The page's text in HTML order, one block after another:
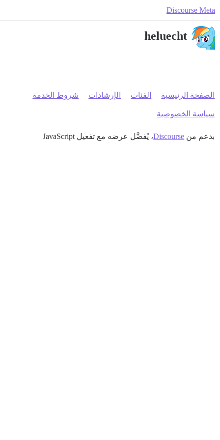
Discourse Meta
heluecht
الصفحة الرئيسية الفئات الإرشادات شروط الخدمة
سياسة الخصوصية
بدعم من Discourse، يُفضَّل عرضه مع تفعيل JavaScript